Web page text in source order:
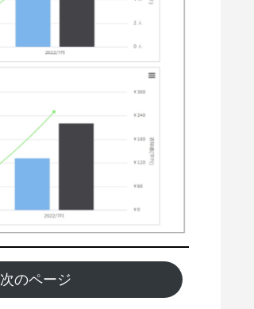
次のページ